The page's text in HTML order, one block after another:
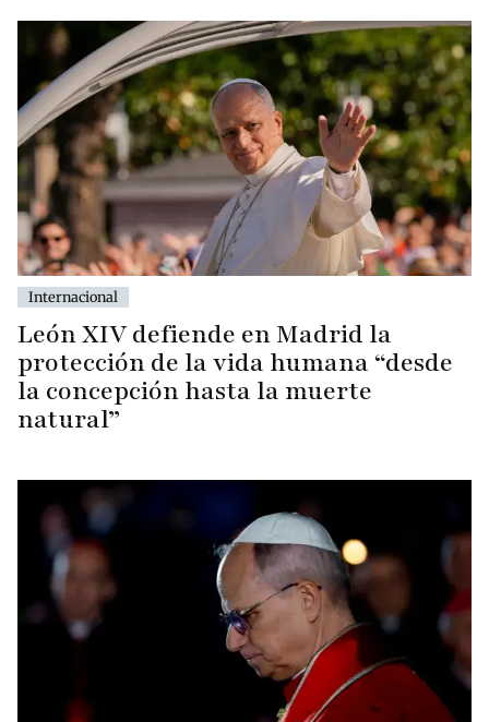
Internacional
León XIV defiende en Madrid la
protección de la vida humana “desde
la concepción hasta la muerte
natural”